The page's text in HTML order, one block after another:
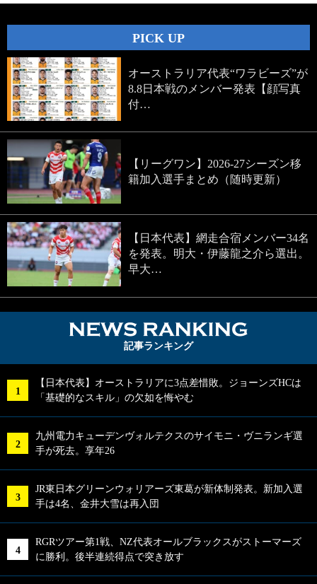
PICK UP
オーストラリア代表“ワラビーズ”が
8.8日本戦のメンバー発表【顔写真
付…
【リーグワン】2026-27シーズン移
籍加入選手まとめ（随時更新）
【日本代表】網走合宿メンバー34名
を発表。明大・伊藤龍之介ら選出。
早大…
記事ランキング
【日本代表】オーストラリアに3点差惜敗。ジョーンズHCは
「基礎的なスキル」の欠如を悔やむ
九州電力キューデンヴォルテクスのサイモニ・ヴニランギ選
手が死去。享年26
JR東日本グリーンウォリアーズ東葛が新体制発表。新加入選
手は4名、金井大雪は再入団
RGRツアー第1戦、NZ代表オールブラックスがストーマーズ
に勝利。後半連続得点で突き放す